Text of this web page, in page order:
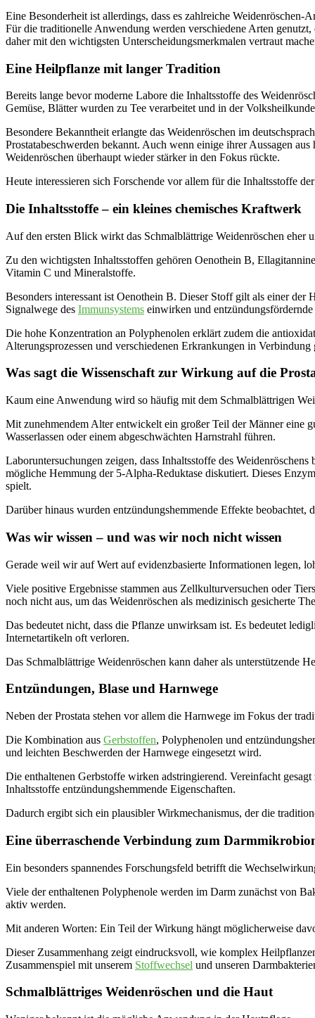
Eine Besonderheit ist allerdings, dass es zahlreiche
Für die traditionelle Anwendung werden verschiedene Arten
daher mit den wichtigsten Unterscheidungsmerkmalen vertraut
Eine Heilpflanze mit langer Tradition
Bereits lange bevor moderne Labore die Inhaltsstoffe des
Gemüse, Blätter wurden zu Tee verarbeitet und in der
Besondere Bekanntheit erlangte das Weidenröschen im
Prostatabeschwerden bekannt. Auch wenn einige ihrer Aussagen
Weidenröschen überhaupt wieder stärker in den Fokus rückte.
Heute interessieren sich Forschende vor allem für die Inhaltsstoffe
Die Inhaltsstoffe – ein kleines chemisches Kraftwerk
Auf den ersten Blick wirkt das Schmalblättrige Weidenröschen eher
Zu den wichtigsten Inhaltsstoffen gehören Oenothein B,
Vitamin C und Mineralstoffe.
Besonders interessant ist Oenothein B. Dieser Stoff gilt als einer
Signalwege des Immunsystems einwirken und entzündungsfördernde
Die hohe Konzentration an Polyphenolen erklärt zudem die
Alterungsprozessen und verschiedenen Erkrankungen in
Was sagt die Wissenschaft zur Wirkung auf die
Kaum eine Anwendung wird so häufig mit dem Schmalblättrigen
Mit zunehmendem Alter entwickelt ein großer Teil der Männer eine
Wasserlassen oder einem abgeschwächten Harnstrahl führen.
Laboruntersuchungen zeigen, dass Inhaltsstoffe des
mögliche Hemmung der 5-Alpha-Reduktase diskutiert. Dieses
spielt.
Darüber hinaus wurden entzündungshemmende Effekte
Was wir wissen – und was wir noch nicht wissen
Gerade weil wir auf Wert auf evidenzbasierte Informationen legen,
Viele positive Ergebnisse stammen aus Zellkulturversuchen oder
noch nicht aus, um das Weidenröschen als medizinisch gesicherte
Das bedeutet nicht, dass die Pflanze unwirksam ist. Es bedeutet
Internetartikeln oft verloren.
Das Schmalblättrige Weidenröschen kann daher als unterstützende
Entzündungen, Blase und Harnwege
Neben der Prostata stehen vor allem die Harnwege im Fokus der
Die Kombination aus Gerbstoffen, Polyphenolen und
und leichten Beschwerden der Harnwege eingesetzt wird.
Die enthaltenen Gerbstoffe wirken adstringierend. Vereinfacht
Inhaltsstoffe entzündungshemmende Eigenschaften.
Dadurch ergibt sich ein plausibler Wirkmechanismus, der die
Eine überraschende Verbindung zum
Ein besonders spannendes Forschungsfeld betrifft die
Viele der enthaltenen Polyphenole werden im Darm zunächst von
aktiv werden.
Mit anderen Worten: Ein Teil der Wirkung hängt möglicherweise
Dieser Zusammenhang zeigt eindrucksvoll, wie komplex
Zusammenspiel mit unserem Stoffwechsel und unseren
Schmalblättriges Weidenröschen und die Haut